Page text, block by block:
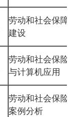
劳动和社会保障
建设
劳动和社会保险
与计算机应用
劳动和社会保险
案例分析